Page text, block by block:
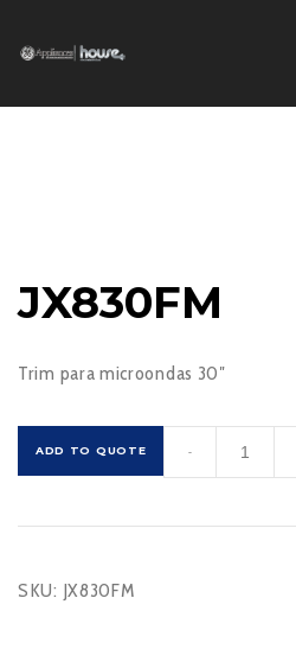
JX830FM
Trim para microondas 30″
ADD TO QUOTE
cantidad
-
SKU: JX830FM